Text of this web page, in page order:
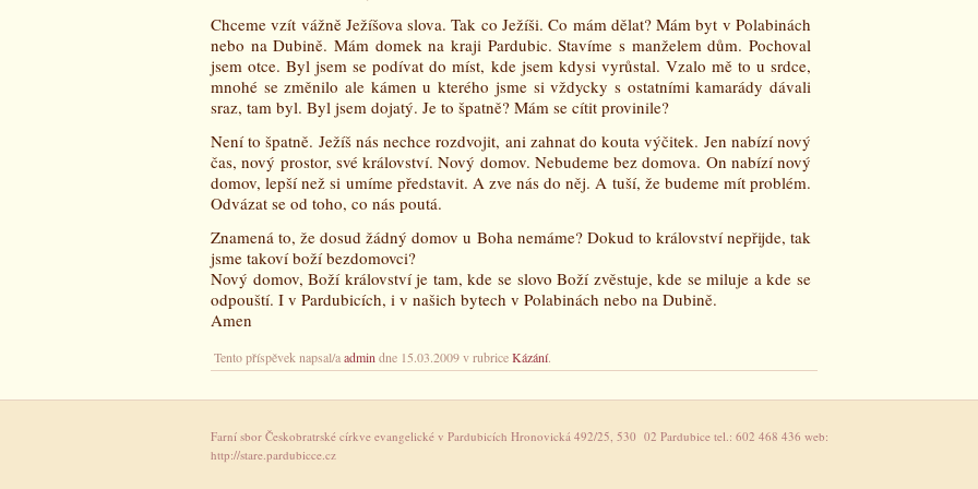
Chceme vzít vážně Ježíšova slova. Tak co Ježíši. Co mám dělat? Mám byt v Polabinách
nebo na Dubině. Mám domek na kraji Pardubic. Stavíme s manželem dům. Pochoval
jsem otce. Byl jsem se podívat do míst, kde jsem kdysi vyrůstal. Vzalo mě to u srdce,
mnohé se změnilo ale kámen u kterého jsme si vždycky s ostatními kamarády dávali
sraz, tam byl. Byl jsem dojatý. Je to špatně? Mám se cítit provinile?
Není to špatně. Ježíš nás nechce rozdvojit, ani zahnat do kouta výčitek. Jen nabízí nový
čas, nový prostor, své království. Nový domov. Nebudeme bez domova. On nabízí nový
domov, lepší než si umíme představit. A zve nás do něj. A tuší, že budeme mít problém.
Odvázat se od toho, co nás poutá.
Znamená to, že dosud žádný domov u Boha nemáme? Dokud to království nepřijde, tak
jsme takoví boží bezdomovci?
Nový domov, Boží království je tam, kde se slovo Boží zvěstuje, kde se miluje a kde se
odpouští. I v Pardubicích, i v našich bytech v Polabinách nebo na Dubině.
Amen
Tento příspěvek napsal/aadmin dne 15.03.2009 v rubriceKázání.
Farní sbor Českobratrské církve evangelické v Pardubicích Hronovická 492/25, 530 02 Pardubice tel.: 602 468 436 web:
http://stare.pardubicce.cz